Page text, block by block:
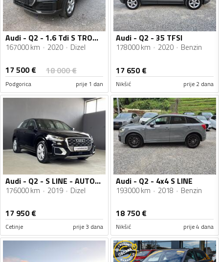
Audi - Q2 - 1.6 Tdi S TRONIC
167000 km 2020 Dizel
17 500€ 18 000€
Podgorica prije 1 dan
Audi - Q2 - 35 TFSI
178000 km 2020 Benzin
17 650€
Nikšić prije 2 dana
Audi - Q2 - S LINE - AUTOMATIC
176000 km 2019 Dizel
17 950€
Cetinje prije 3 dana
Audi - Q2 - 4x4 S LINE
193000 km 2018 Benzin
18 750€
Nikšić prije 4 dana